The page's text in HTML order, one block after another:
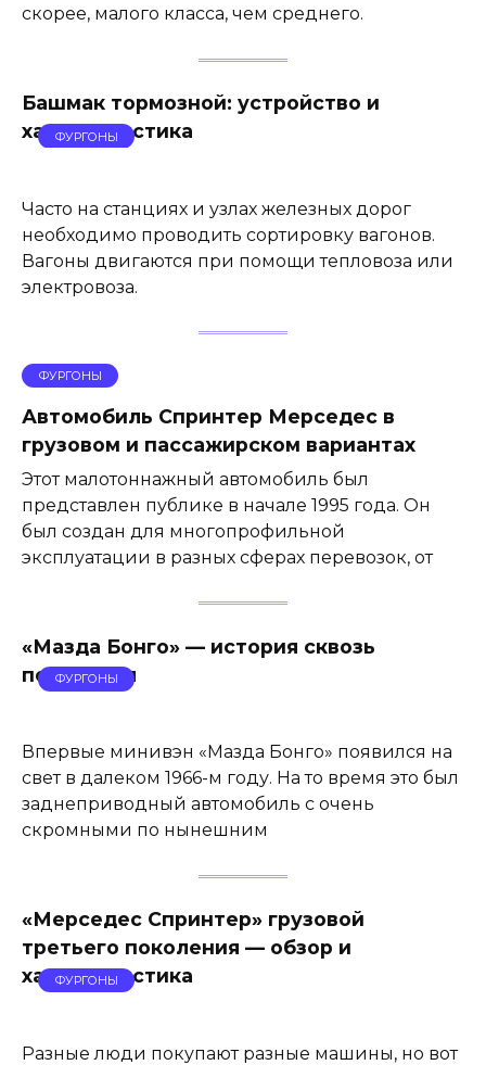
скорее, малого класса, чем среднего.
Башмак тормозной: устройство и
характеристика
ФУРГОНЫ
Часто на станциях и узлах железных дорог
необходимо проводить сортировку вагонов.
Вагоны двигаются при помощи тепловоза или
электровоза.
ФУРГОНЫ
Автомобиль Спринтер Мерседес в
грузовом и пассажирском вариантах
Этот малотоннажный автомобиль был
представлен публике в начале 1995 года. Он
был создан для многопрофильной
эксплуатации в разных сферах перевозок, от
«Мазда Бонго» — история сквозь
поколения
ФУРГОНЫ
Впервые минивэн «Мазда Бонго» появился на
свет в далеком 1966-м году. На то время это был
заднеприводный автомобиль с очень
скромными по нынешним
«Мерседес Спринтер» грузовой
третьего поколения — обзор и
характеристика
ФУРГОНЫ
Разные люди покупают разные машины, но вот